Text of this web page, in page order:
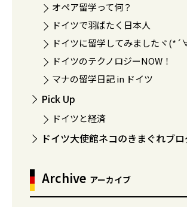
オペア留学って何？
ドイツで羽ばたく日本人
ドイツに留学してみましたヾ
ドイツのテクノロジーNOW！
マナの留学日記 in ドイツ
Pick Up
ドイツと経済
ドイツ大使館ネコのきまぐれブ
Archive アーカイブ